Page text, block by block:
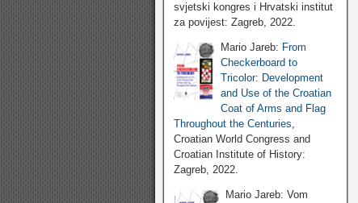
svjetski kongres i Hrvatski institut
za povijest: Zagreb, 2022.
Mario Jareb: From
Checkerboard to
Tricolor: Development
and Use of the Croatian
Coat of Arms and Flag
Throughout the Centuries,
Croatian World Congress and
Croatian Institute of History:
Zagreb, 2022.
Mario Jareb: Vom